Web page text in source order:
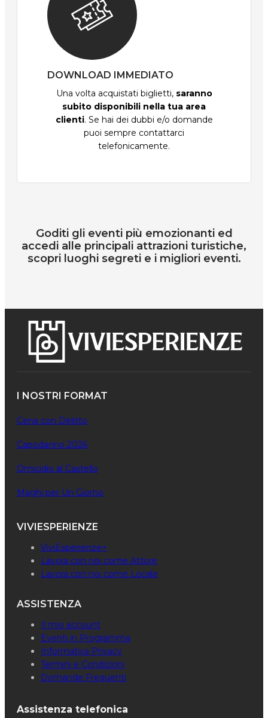
DOWNLOAD IMMEDIATO
Una volta acquistati biglietti, saranno
subito disponibili nella tua area
clienti. Se hai dei dubbi e/o domande
puoi sempre contattarci
telefonicamente.
Goditi gli eventi più emozionanti ed
accedi alle principali attrazioni turistiche,
scopri luoghi segreti e i migliori eventi.
I NOSTRI FORMAT
Cena con Delitto
Capodanno 2026
Omicidio al Castello
Maghi per Un Giorno
VIVIESPERIENZE
ViviEsperienze+
Lavora con noi come Attore
Lavora con noi come Locale
ASSISTENZA
Il mio account
Eventi in Programma
Informativa Privacy
Termini e Condizioni
Domande Frequenti
Assistenza telefonica